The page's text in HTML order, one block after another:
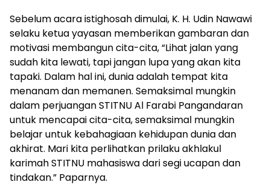
Sebelum acara istighosah dimulai, K. H. Udin Nawawi
selaku ketua yayasan memberikan gambaran dan
motivasi membangun cita-cita, “Lihat jalan yang
sudah kita lewati, tapi jangan lupa yang akan kita
tapaki. Dalam hal ini, dunia adalah tempat kita
menanam dan memanen. Semaksimal mungkin
dalam perjuangan STITNU Al Farabi Pangandaran
untuk mencapai cita-cita, semaksimal mungkin
belajar untuk kebahagiaan kehidupan dunia dan
akhirat. Mari kita perlihatkan prilaku akhlakul
karimah STITNU mahasiswa dari segi ucapan dan
tindakan.” Paparnya.